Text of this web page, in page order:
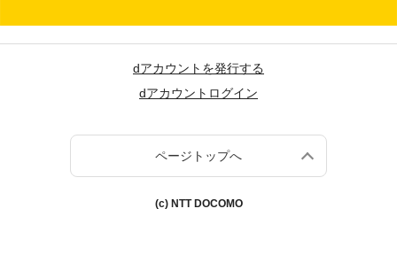
dアカウントを発行する
dアカウントログイン
ページトップへ
(c) NTT DOCOMO